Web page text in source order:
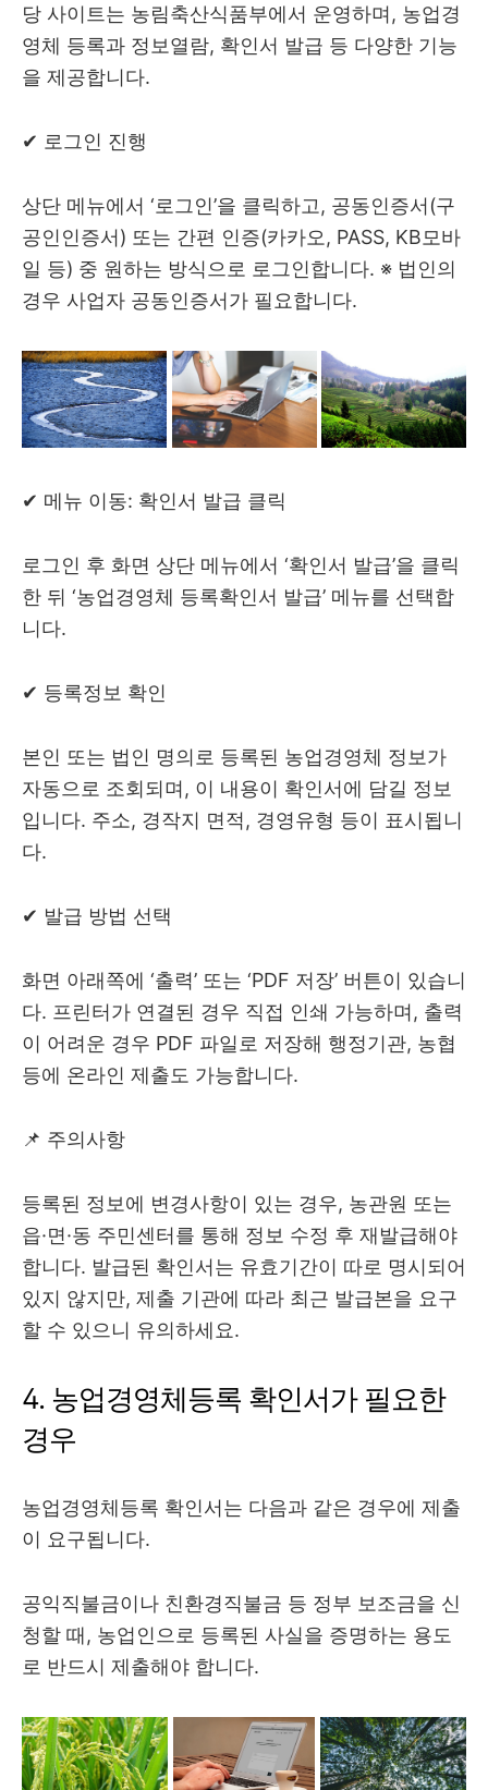
당 사이트는 농림축산식품부에서 운영하며, 농업경
영체 등록과 정보열람, 확인서 발급 등 다양한 기능
을 제공합니다.
✔ 로그인 진행
상단 메뉴에서 ‘로그인’을 클릭하고, 공동인증서(구
공인인증서) 또는 간편 인증(카카오, PASS, KB모바
일 등) 중 원하는 방식으로 로그인합니다. ※ 법인의
경우 사업자 공동인증서가 필요합니다.
✔ 메뉴 이동: 확인서 발급 클릭
로그인 후 화면 상단 메뉴에서 ‘확인서 발급’을 클릭
한 뒤 ‘농업경영체 등록확인서 발급’ 메뉴를 선택합
니다.
✔ 등록정보 확인
본인 또는 법인 명의로 등록된 농업경영체 정보가
자동으로 조회되며, 이 내용이 확인서에 담길 정보
입니다. 주소, 경작지 면적, 경영유형 등이 표시됩니
다.
✔ 발급 방법 선택
화면 아래쪽에 ‘출력’ 또는 ‘PDF 저장’ 버튼이 있습니
다. 프린터가 연결된 경우 직접 인쇄 가능하며, 출력
이 어려운 경우 PDF 파일로 저장해 행정기관, 농협
등에 온라인 제출도 가능합니다.
📌 주의사항
등록된 정보에 변경사항이 있는 경우, 농관원 또는
읍·면·동 주민센터를 통해 정보 수정 후 재발급해야
합니다. 발급된 확인서는 유효기간이 따로 명시되어
있지 않지만, 제출 기관에 따라 최근 발급본을 요구
할 수 있으니 유의하세요.
4. 농업경영체등록 확인서가 필요한
경우
농업경영체등록 확인서는 다음과 같은 경우에 제출
이 요구됩니다.
공익직불금이나 친환경직불금 등 정부 보조금을 신
청할 때, 농업인으로 등록된 사실을 증명하는 용도
로 반드시 제출해야 합니다.